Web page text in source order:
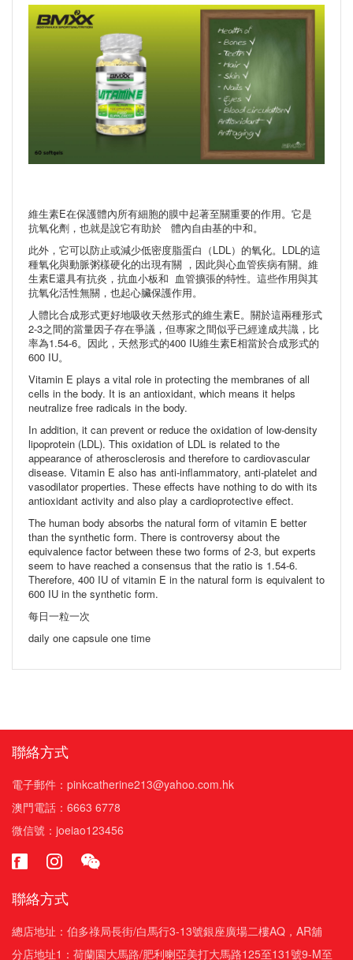
維生素E在保護體內所有細胞的膜中起著至關重要的作用。它是
抗氧化劑，也就是說它有助於 體內自由基的中和。
此外，它可以防止或減少低密度脂蛋白（LDL）的氧化。LDL的這
種氧化與動脈粥樣硬化的出現有關 ，因此與心血管疾病有關。維
生素E還具有抗炎，抗血小板和 血管擴張的特性。這些作用與其
抗氧化活性無關，也起心臟保護作用。
人體比合成形式更好地吸收天然形式的維生素E。關於這兩種形式
2-3之間的當量因子存在爭議，但專家之間似乎已經達成共識，比
率為1.54-6。因此，天然形式的400 IU維生素E相當於合成形式的
600 IU。
Vitamin E plays a vital role in protecting the membranes of all
cells in the body. It is an antioxidant, which means it helps
neutralize free radicals in the body.
In addition, it can prevent or reduce the oxidation of low-density
lipoprotein (LDL). This oxidation of LDL is related to the
appearance of atherosclerosis and therefore to cardiovascular
disease. Vitamin E also has anti-inflammatory, anti-platelet and
vasodilator properties. These effects have nothing to do with its
antioxidant activity and also play a cardioprotective effect.
The human body absorbs the natural form of vitamin E better
than the synthetic form. There is controversy about the
equivalence factor between these two forms of 2-3, but experts
seem to have reached a consensus that the ratio is 1.54-6.
Therefore, 400 IU of vitamin E in the natural form is equivalent to
600 IU in the synthetic form.
每日一粒一次
daily one capsule one time
聯絡方式
電子郵件：pinkcatherine213@yahoo.com.hk
澳門電話：6663 6778
微信號：joeiao123456
聯絡方式
總店地址：伯多祿局長街/白馬行3-13號銀座廣場二樓AQ，AR舖
分店地址1：荷蘭園大馬路/肥利喇亞美打大馬路125至131號9-M至